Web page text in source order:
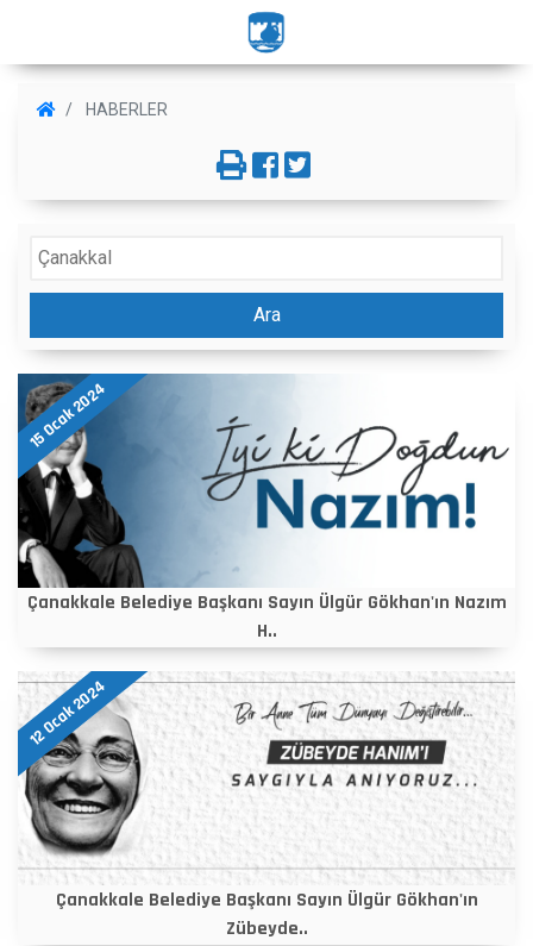
HABERLER
Ara
15 Ocak 2024
Çanakkale Belediye Başkanı Sayın Ülgür Gökhan'ın Nazım
H..
12 Ocak 2024
Çanakkale Belediye Başkanı Sayın Ülgür Gökhan'ın
Zübeyde..